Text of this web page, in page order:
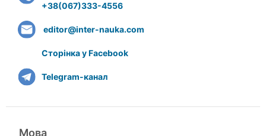
+38(067)333-4556
editor@inter-nauka.com
Сторінка у Facebook
Telegram-канал
Мова